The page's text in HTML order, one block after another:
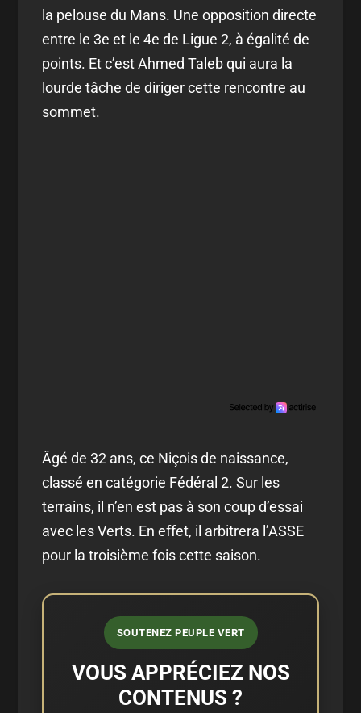
la pelouse du Mans. Une opposition directe
entre le 3e et le 4e de Ligue 2, à égalité de
points. Et c’est Ahmed Taleb qui aura la
lourde tâche de diriger cette rencontre au
sommet.
Âgé de 32 ans, ce Niçois de naissance,
classé en catégorie Fédéral 2. Sur les
terrains, il n’en est pas à son coup d’essai
avec les Verts. En effet, il arbitrera l’ASSE
pour la troisième fois cette saison.
SOUTENEZ PEUPLE VERT
VOUS APPRÉCIEZ NOS
CONTENUS ?